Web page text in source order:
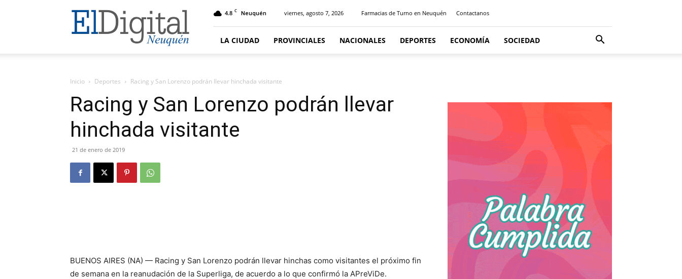
El
Digital
Neuquen
4.8 C Neuquén viernes, agosto 7, 2026 Farmacias de Turno en Neuquén Contactanos
LA CIUDAD PROVINCIALES NACIONALES DEPORTES ECONOMÍA SOCIEDAD
Inicio Deportes Racing y San Lorenzo podrán llevar hinchada visitante
Racing y San Lorenzo podrán llevar
hinchada visitante
21 de enero de 2019
BUENOS AIRES (NA) — Racing y San Lorenzo podrán llevar hinchas como visitantes el próximo fin
de semana en la reanudación de la Superliga, de acuerdo a lo que confirmó la APreViDe.